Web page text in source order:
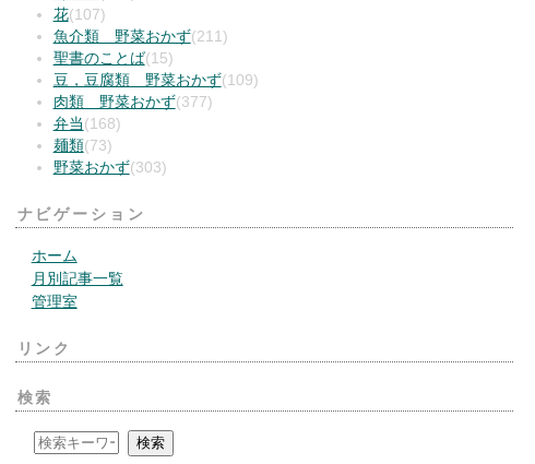
花(107)
魚介類 野菜おかず(211)
聖書のことば(15)
豆，豆腐類 野菜おかず(109)
肉類 野菜おかず(377)
弁当 (168)
麺類(73)
野菜おかず(303)
ナビゲーション
ホーム
月別記事一覧
管理室
リンク
検索